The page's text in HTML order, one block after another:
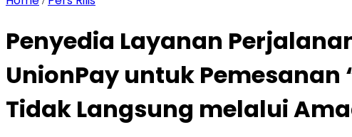
Penyedia Layanan
UnionPay untuk
Tidak Langsung melalui